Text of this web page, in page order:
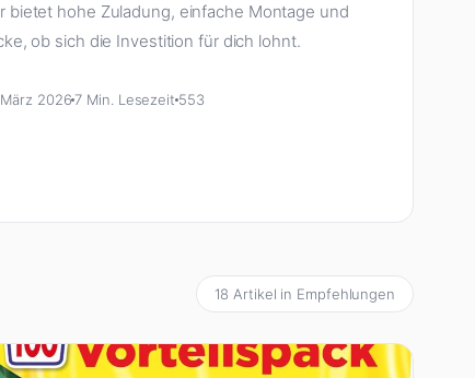
bietet hohe Zuladung, einfache Montage und
ob sich die Investition für dich lohnt.
20267 Min. Lesezeit 553
18 Artikel in Empfehlungen